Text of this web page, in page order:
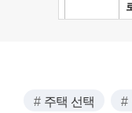
주택 선택